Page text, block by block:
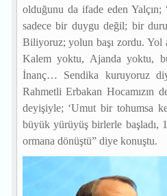
olduğunu da ifade eden
sadece bir duygu değil; bir
Biliyoruz; yolun başı zordu. Yol
Kalem yoktu, Ajanda yoktu,
İnanç… Sendika kuruyoruz
Rahmetli Erbakan Hocamızın
deyişiyle; ‘Umut bir tohumsa
büyük yürüyüş birlerle
ormana dönüştü” diye konuştu.